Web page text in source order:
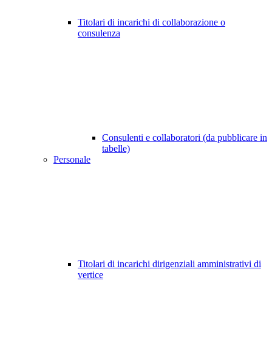
Titolari di incarichi di collaborazione o
consulenza
Consulenti e collaboratori (da pubblicare in
tabelle)
Personale
Titolari di incarichi dirigenziali amministrativi di
vertice